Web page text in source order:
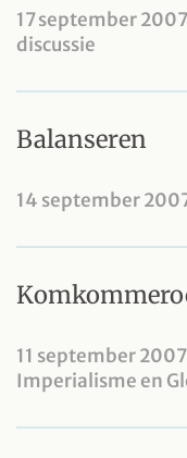
17 september
discussie
Balanseren
14 september
11 september 2007
Imperialisme en